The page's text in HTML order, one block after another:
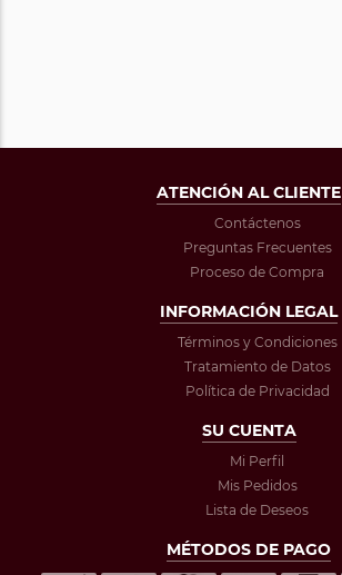
ATENCIÓN AL CLIENTE
Contáctenos
Preguntas Frecuentes
Proceso de Compra
INFORMACIÓN LEGAL
Términos y Condiciones
Tratamiento de Datos
Política de Privacidad
SU CUENTA
Mi Perfil
Mis Pedidos
Lista de Deseos
MÉTODOS DE PAGO